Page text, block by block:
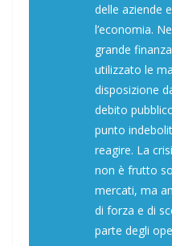
delle aziende
l’economia.
grande
utilizzato le
disposizione
debito
punto
reagire. La
non è frutto
mercati, ma
di forza e di
parte degli